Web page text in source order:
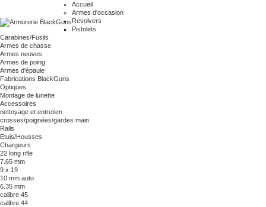
Accueil
Armes d'occasion
Revolvers
Pistolets
Carabines/Fusils
Armes de chasse
Armes neuves
Armes de poing
Armes d'épaule
Fabrications BlackGuns
Optiques
Montage de lunette
Accessoires
nettoyage et entretien
crosses/poignées/gardes main
Rails
Etuis/Housses
Chargeurs
22 long rifle
7.65 mm
9 x 19
10 mm auto
6.35 mm
calibre 45
calibre 44